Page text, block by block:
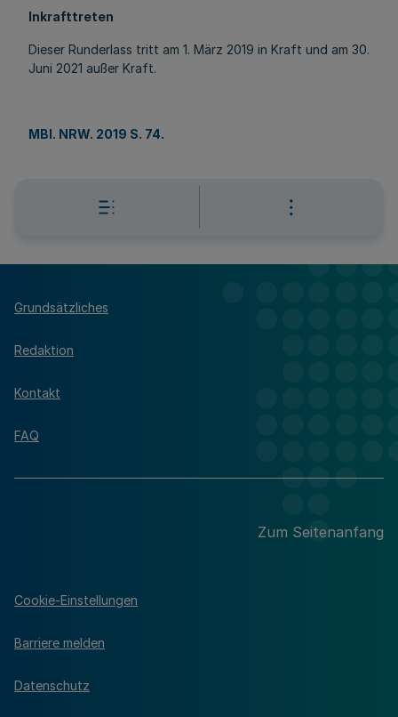
Inkrafttreten
Dieser Runderlass tritt am 1. März 2019 in Kraft und am 30.
Juni 2021 außer Kraft.
MBl. NRW. 2019 S. 74.
Grundsätzliches
Redaktion
Kontakt
FAQ
Zum Seitenanfang
Cookie-Einstellungen
Barriere melden
Datenschutz